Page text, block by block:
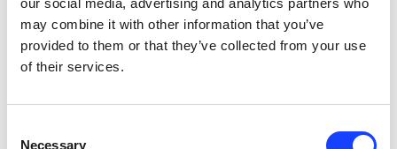
our social media, advertising and analytics partners who
may combine it with other information that you’ve
provided to them or that they’ve collected from your use
of their services.
Necessary
days before = 100% of fee; 31-60 days before = 50% of fee; 61 days before =
0% of fee.